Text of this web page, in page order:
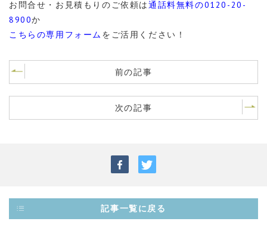
お問合せ・お見積もりのご依頼は通話料無料の0120-20-
8900か
こちらの専用フォーム をご活用ください！
前の記事
次の記事
記事一覧に戻る